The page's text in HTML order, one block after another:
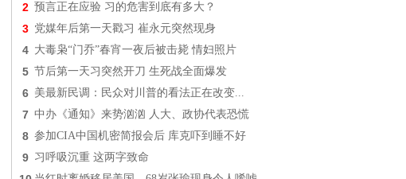
2 预言正在应验 习的危害到底有多大？
3 党媒年后第一天戳习 崔永元突然现身
4 大毒枭“门乔”春宵一夜后被击毙 情妇照片
5 节后第一天习突然开刀 生死战全面爆发
6 美最新民调：民众对川普的看法正在改变...
7 中办《通知》来势汹汹 人大、政协代表恐慌
8 参加CIA中国机密简报会后 库克吓到睡不好
9 习呼吸沉重 这两字致命